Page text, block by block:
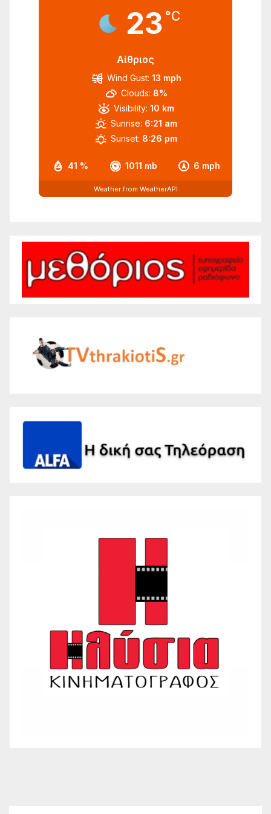
23 °C
Αίθριος
41 % 1011 mb 6 mph
Wind Gust: 13 mph
Clouds: 8%
Visibility: 10 km
Sunrise: 6:21 am
Sunset: 8:26 pm
Weather from WeatherAPI